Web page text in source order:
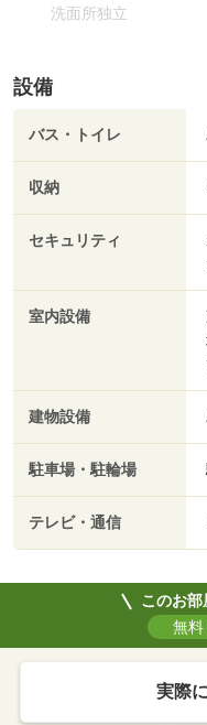
洗面所独立
設備
バス・トイレ
収納
セキュリティ
室内設備
建物設備
駐車場・駐輪場
テレビ・通信
このお部
無料
実際